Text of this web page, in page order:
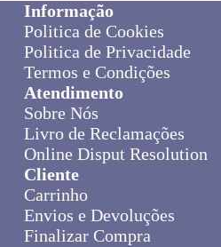
Informação
Politica de Cookies
Politica de Privacidade
Termos e Condições
Atendimento
Sobre Nós
Livro de Reclamações
Online Disput Resolution
Cliente
Carrinho
Envios e Devoluções
Finalizar Compra